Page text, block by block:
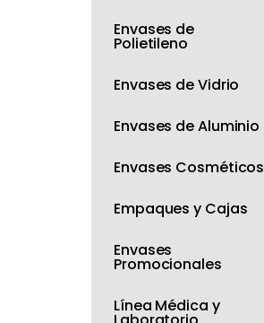
Envases de
Polietileno
Envases de Vidrio
Envases de Aluminio
Envases Cosméticos
Empaques y Cajas
Envases
Promocionales
Línea Médica y